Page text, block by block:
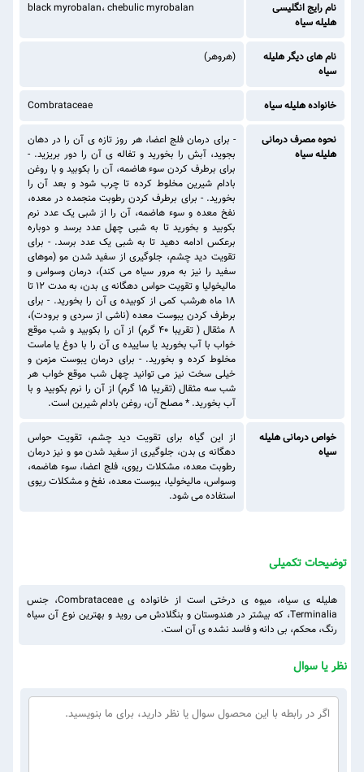
نام رایج انگلیسی
هلیله سیاه
black myrobalan، chebulic myrobalan
نام های دیگر هلیله
سیاه
(هروهر)
خانواده هلیله سیاه Combrataceae
نحوه مصرف درمانی
هلیله سیاه
- برای درمان فلج اعضا، هر روز تازه ی آن را در دهان
بجوید، آبش را بخورید و تفاله ی آن را دور بریزید. -
برای برطرف کردن سوء هاضمه، آن را بکوبید و با روغن
بادام شیرین مخلوط کرده تا چرب شود و بعد آن را
بخورید. - برای برطرف کردن رطوبت منجمده در معده،
نفخ معده و سوء هاضمه، آن را از شبی یک عدد نرم
بکوبید و بخورید تا به شبی چهل عدد برسد و دوباره
برعکس ادامه دهید تا به شبی یک عدد برسد. - برای
تقویت دید چشم، جلوگیری از سفید شدن مو (موهای
سفید را نیز به مرور سیاه می کند)، درمان وسواس و
مالیخولیا و تقویت حواس دهگانه ی بدن، به مدت 12 تا
18 ماه هرشب کمی از کوبیده ی آن را بخورید. - برای
برطرف کردن یبوست معده (ناشی از سردی و برودت)،
8 مثقال ( تقریبا 40 گرم) از آن را بکوبید و شب موقع
خواب با آب بخورید یا ساییده ی آن را با دوغ یا ماست
مخلوط کرده و بخورید. - برای درمان یبوست مزمن و
خیلی سخت نیز می توانید چهل شب موقع خواب هر
شب سه مثقال (تقریبا 15 گرم) از آن را نرم بکوبید و با
آب بخورید. * مصلح آن، روغن بادام شیرین است.
خواص درمانی هلیله
سیاه
از این گیاه برای تقویت دید چشم، تقویت حواس
دهگانه ی بدن، جلوگیری از سفید شدن مو و نیز درمان
رطوبت معده، مشکلات ریوی، فلج اعضا، سوء هاضمه،
وسواس، مالیخولیا، یبوست معده، نفخ و مشکلات ریوی
استفاده می شود.
توضیحات تکمیلی
هلیله ی سیاه، میوه ی درختی است از خانواده ی Combrataceae، جنس
Terminalia، که بیشتر در هندوستان و بنگلادش می روید و بهترین نوع آن سیاه
رنگ، محکم، بی دانه و فاسد نشده ی آن است.
نظر یا سوال